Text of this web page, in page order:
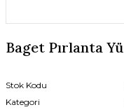
Baget Pırlanta
Stok Kodu
Kategori